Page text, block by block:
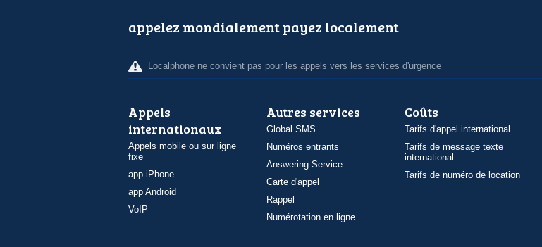
appelez mondialement payez localement
Localphone ne convient pas pour les appels vers les services d'urgence
Appels
internationaux
Appels mobile ou sur ligne
fixe
app iPhone
app Android
VoIP
Autres services
Global SMS
Numéros entrants
Answering Service
Carte d'appel
Rappel
Numérotation en ligne
Coûts
Tarifs d'appel international
Tarifs de message texte
international
Tarifs de numéro de location